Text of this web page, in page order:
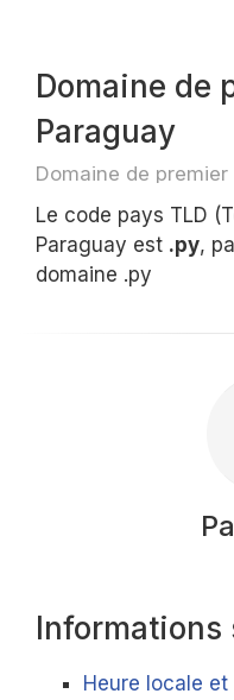
Domaine de
Paraguay
Domaine de
Le code pays TLD
Paraguay est .py,
domaine .py
Informations
Heure locale